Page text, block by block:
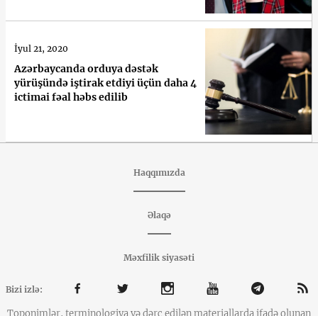
Azərbaycanda orduya dəstək
yürüşündə iştirak etdiyi üçün daha 4
ictimai fəal həbs edilib
İyul 21, 2020
Haqqımızda
Əlaqə
Məxfilik siyasəti
Bizi izlə:
Toponimlər, terminologiya və dərc edilən materiallarda ifadə olunan